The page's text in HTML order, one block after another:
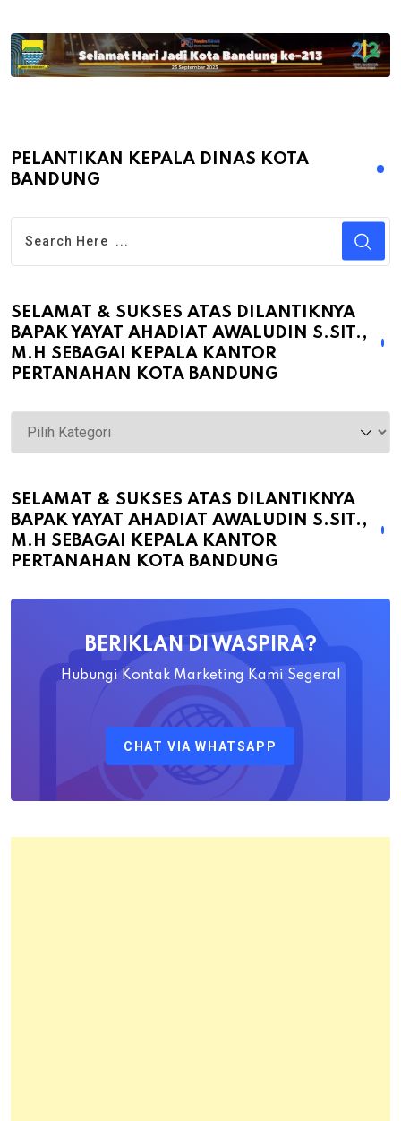
PELANTIKAN KEPALA DINAS KOTA
BANDUNG
SELAMAT & SUKSES ATAS DILANTIKNYA
BAPAK YAYAT AHADIAT AWALUDIN S.SIT.,
M.H SEBAGAI KEPALA KANTOR
PERTANAHAN KOTA BANDUNG
Selamat
&
atas
Dilantiknya
Bapak
Ahadiat
Pertanahan
Kota
SELAMAT & SUKSES ATAS DILANTIKNYA
BAPAK YAYAT AHADIAT AWALUDIN S.SIT.,
M.H SEBAGAI KEPALA KANTOR
PERTANAHAN KOTA BANDUNG
BERIKLAN DI WASPIRA?
Hubungi Kontak Marketing Kami Segera!
CHAT VIA WHATSAPP